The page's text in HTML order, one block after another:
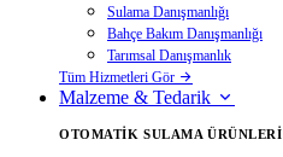
Sulama Danışmanlığı
Bahçe Bakım Danışmanlığı
Tarımsal Danışmanlık
Tüm Hizmetleri Gör
Malzeme & Tedarik
OTOMATIK SULAMA ÜRÜNLERI